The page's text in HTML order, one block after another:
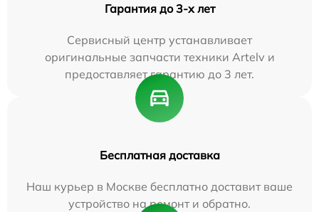
Гарантия до 3-х лет
Сервисный центр устанавливает
оригинальные запчасти техники Artelv и
предоставляет гарантию до 3 лет.
Бесплатная доставка
Наш курьер в Москве бесплатно доставит ваше
устройство на ремонт и обратно.